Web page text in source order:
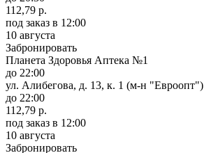
112,79 р.
под заказ в 12:00
10 августа
Забронировать
Планета Здоровья Аптека №1
до 22:00
ул. Алибегова, д. 13, к. 1 (м-н "Евроопт")
до 22:00
112,79 р.
под заказ в 12:00
10 августа
Забронировать